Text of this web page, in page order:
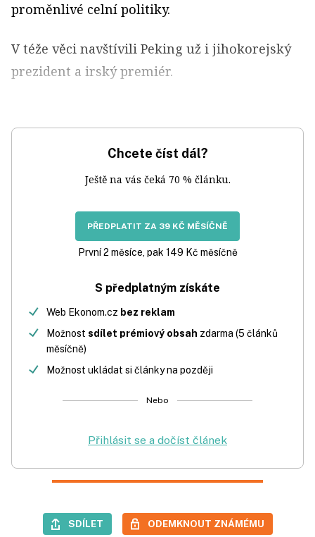
proměnlivé celní politiky.
V téže věci navštívili Peking už i jihokorejský
prezident a irský premiér.
Chcete číst dál?
Ještě na vás čeká 70 % článku.
PŘEDPLATIT ZA 39 KČ MĚSÍČNĚ
První 2 měsíce, pak 149 Kč měsíčně
S předplatným získáte
Web Ekonom.cz bez reklam
Možnost sdílet prémiový obsah zdarma (5 článků
měsíčně)
Možnost ukládat si články na později
Nebo
Přihlásit se a dočíst článek
SDÍLET ODEMKNOUT ZNÁMÉMU